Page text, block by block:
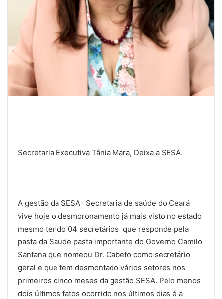
Secretaria Executiva Tânia Mara, Deixa a SESA.
A gestão da SESA- Secretaria de saúde do Ceará
vive hoje o desmoronamento já mais visto no estado
mesmo tendo 04 secretários que responde pela
pasta da Saúde pasta importante do Governo Camilo
Santana que nomeou Dr. Cabeto como secretário
geral e que tem desmontado vários setores nos
primeiros cinco meses da gestão SESA. Pelo menos
dois últimos fatos ocorrido nos últimos dias é a